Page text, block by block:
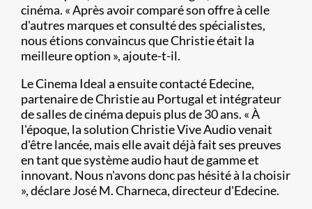
cinéma. « Après avoir comparé son offre à celle
d'autres marques et consulté des spécialistes,
nous étions convaincus que Christie était la
meilleure option », ajoute-t-il.
Le Cinema Ideal a ensuite contacté Edecine,
partenaire de Christie au Portugal et intégrateur
de salles de cinéma depuis plus de 30 ans. « À
l'époque, la solution Christie Vive Audio venait
d'être lancée, mais elle avait déjà fait ses preuves
en tant que système audio haut de gamme et
innovant. Nous n'avons donc pas hésité à la choisir
», déclare José M. Charneca, directeur d'Edecine.